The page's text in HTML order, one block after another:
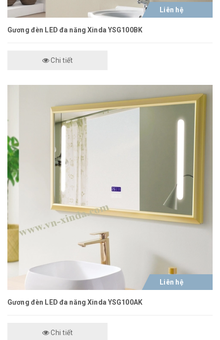
Liên hệ
Gương đèn LED đa năng Xinda YSG100BK
Chi tiết
Liên hệ
Gương đèn LED đa năng Xinda YSG100AK
Chi tiết